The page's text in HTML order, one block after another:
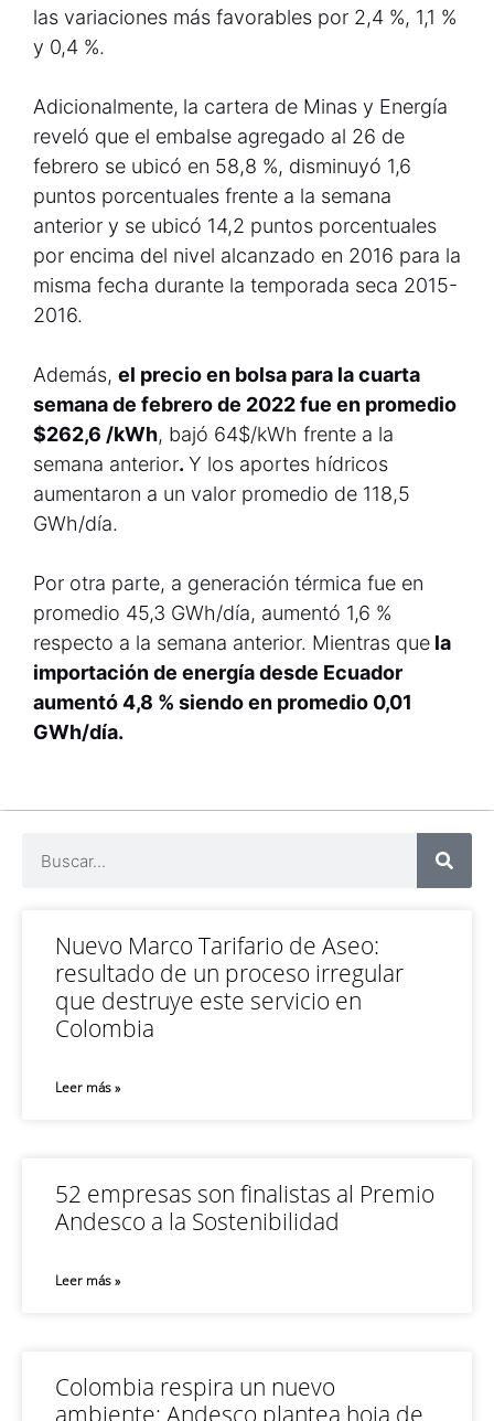
las variaciones más favorables por 2,4 %, 1,1 %
y 0,4 %.
Adicionalmente, la cartera de Minas y Energía
reveló que el embalse agregado al 26 de
febrero se ubicó en 58,8 %, disminuyó 1,6
puntos porcentuales frente a la semana
anterior y se ubicó 14,2 puntos porcentuales
por encima del nivel alcanzado en 2016 para la
misma fecha durante la temporada seca 2015-
2016.
Además, el precio en bolsa para la cuarta
semana de febrero de 2022 fue en promedio
$262,6 /kWh, bajó 64$/kWh frente a la
semana anterior. Y los aportes hídricos
aumentaron a un valor promedio de 118,5
GWh/día.
Por otra parte, a generación térmica fue en
promedio 45,3 GWh/día, aumentó 1,6 %
respecto a la semana anterior. Mientras que la
importación de energía desde Ecuador
aumentó 4,8 % siendo en promedio 0,01
GWh/día.
Nuevo Marco Tarifario de Aseo:
resultado de un proceso irregular
que destruye este servicio en
Colombia
Leer más »
52 empresas son finalistas al Premio
Andesco a la Sostenibilidad
Leer más »
Colombia respira un nuevo
ambiente: Andesco plantea hoja de